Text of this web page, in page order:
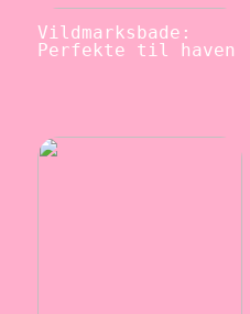
Vildmarksbade:
Perfekte til haven